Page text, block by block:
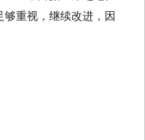
重视，继续改进，因